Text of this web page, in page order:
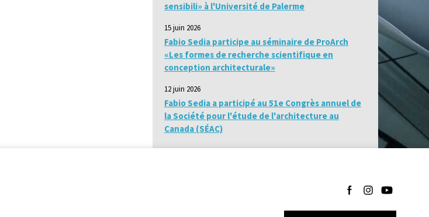
sensibili» à l'Université de Palerme
15 juin 2026
Fabio Sedia participe au séminaire de ProArch
«Les formes de recherche scientifique en
conception architecturale»
12 juin 2026
Fabio Sedia a participé au 51e Congrès annuel de
la Société pour l'étude de l'architecture au
Canada (SÉAC)
Suivez-nous sur
Suivez-nous sur
Suivez-nous